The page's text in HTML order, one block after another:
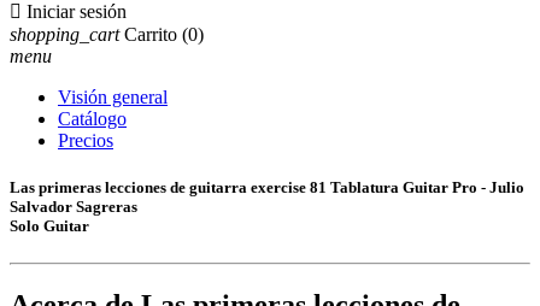
 Iniciar sesión
shopping_cart Carrito (0)
menu
Visión general
Catálogo
Precios
Las primeras lecciones de guitarra exercise 81 Tablatura Guitar Pro - Julio
Salvador Sagreras
Solo Guitar